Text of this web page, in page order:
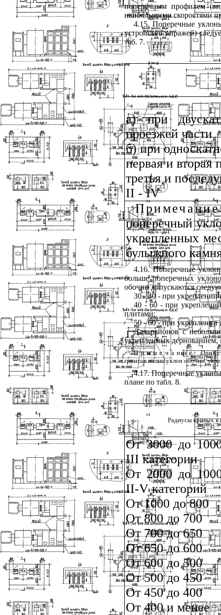
поперечным профилем
наибольшими скоростями
4.15. Поперечные
устройство виражей)
таб. 7.
а) при
проезжей части
б) при
первая и вторая
третья и
II -IV
Примечание
поперечный
укрепленных
булыжного
4.16. Поперечные
больше поперечных
обочин допускаются
30 - 40 - при
40 - 60 - при
плитами;
50 - 60 - при укреплении
Для районов с
укрепленных
Примечание.При
грунтов и глин уклон обочин,
4.17. Поперечные уклоны
плане по табл. 8.
Радиусы кривых в
От 3000 до
III категории
От 2000 до
II-V категорий
От 1000 до 800
От 800 до 700
От 700 до 650
От 650 до 600
От 600 до 500
От 500 до 450
От 450 до 400
От 400 и менее